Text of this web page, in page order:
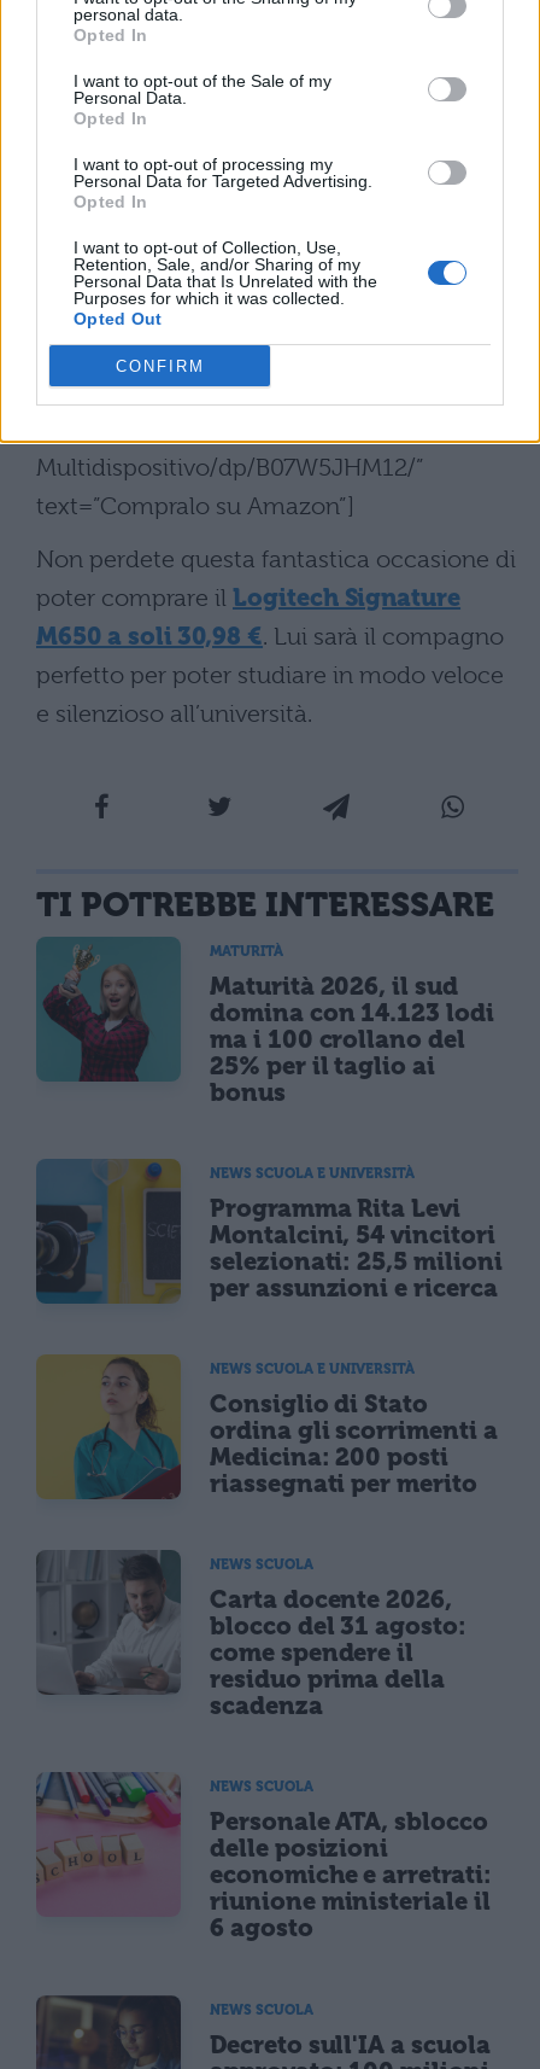
personal data.
Opted In
I want to opt-out of the Sale of my
Personal Data.
Opted In
I want to opt-out of processing my
Personal Data for Targeted Advertising.
Opted In
I want to opt-out of Collection, Use,
Retention, Sale, and/or Sharing of my
Personal Data that Is Unrelated with the
Purposes for which it was collected.
Opted Out
CONFIRM
dispositivo;
[affiliate_generic type=”button”
url=”https://www.amazon.it/Logitech-
Dimensioni-Personalizzabili-
Multidispositivo/dp/B07W5JHM12/”
text=”Compralo su Amazon”]
Non perdete questa fantastica occasione di
poter comprare il Logitech Signature
M650 a soli 30,98 €. Lui sarà il compagno
perfetto per poter studiare in modo veloce
e silenzioso all’università.
TI POTREBBE INTERESSARE
MATURITÀ
Maturità 2026, il sud
domina con 14.123 lodi
ma i 100 crollano del
25% per il taglio ai
bonus
NEWS SCUOLA E UNIVERSITÀ
Programma Rita Levi
Montalcini, 54 vincitori
selezionati: 25,5 milioni
per assunzioni e ricerca
NEWS SCUOLA E UNIVERSITÀ
Consiglio di Stato
ordina gli scorrimenti a
Medicina: 200 posti
riassegnati per merito
NEWS SCUOLA
Carta docente 2026,
blocco del 31 agosto:
come spendere il
residuo prima della
scadenza
NEWS SCUOLA
Personale ATA, sblocco
delle posizioni
economiche e arretrati:
riunione ministeriale il
6 agosto
NEWS SCUOLA
Decreto sull'IA a scuola